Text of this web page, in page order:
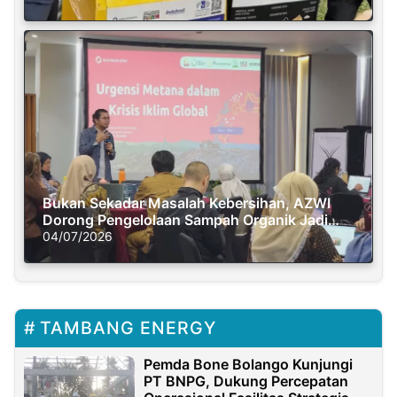
Bukan Sekadar Masalah Kebersihan, AZWI
Dorong Pengelolaan Sampah Organik Jadi
Solusi Krisis Iklim
04/07/2026
TAMBANG ENERGY
Pemda Bone Bolango Kunjungi
PT BNPG, Dukung Percepatan